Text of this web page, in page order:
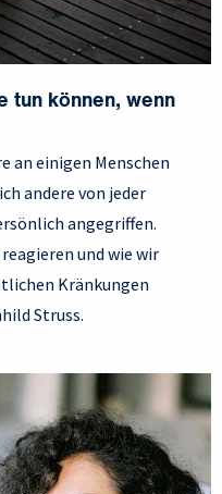
tun können, wenn
an einigen Menschen
andere von jeder
angegriffen.
und wie wir
Kränkungen
Struss.